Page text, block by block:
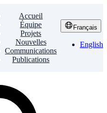
Accueil
Équipe
Projets
Nouvelles
Communications
Publications
Français
English